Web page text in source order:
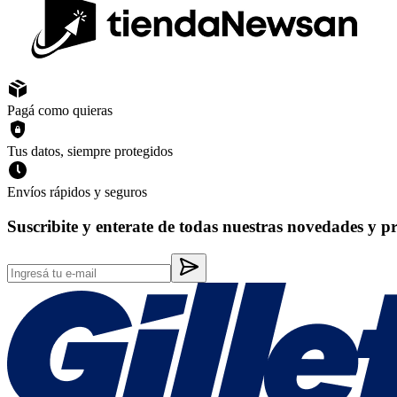
Pagá como quieras
Tus datos, siempre protegidos
Envíos rápidos y seguros
Suscribite y enterate de todas nuestras novedades y